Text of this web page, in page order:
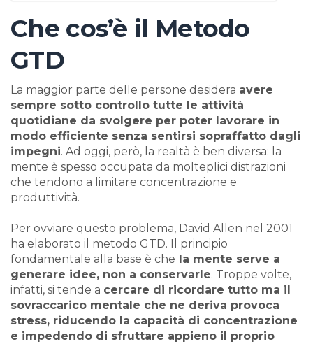
Che cos’è il Metodo
GTD
La maggior parte delle persone desidera avere
sempre sotto controllo tutte le attività
quotidiane da svolgere per poter lavorare in
modo efficiente senza sentirsi sopraffatto dagli
impegni. Ad oggi, però, la realtà è ben diversa: la
mente è spesso occupata da molteplici distrazioni
che tendono a limitare concentrazione e
produttività.
Per ovviare questo problema, David Allen nel 2001
ha elaborato il metodo GTD. Il principio
fondamentale alla base è che la mente serve a
generare idee, non a conservarle. Troppe volte,
infatti, si tende a cercare di ricordare tutto ma il
sovraccarico mentale che ne deriva provoca
stress, riducendo la capacità di concentrazione
e impedendo di sfruttare appieno il proprio